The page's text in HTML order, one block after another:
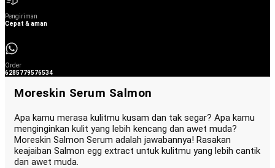
Pengiriman
Cepat & aman
Order
6285779576534
Moreskin Serum Salmon
Apa kamu merasa kulitmu kusam dan tak segar? Apa kamu
menginginkan kulit yang lebih kencang dan awet muda?
Moreskin Salmon Serum adalah jawabannya! Rasakan
keajaiban Salmon egg extract untuk kulitmu yang lebih cantik
dan awet muda.